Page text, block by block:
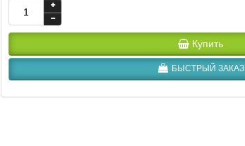
Купить
БЫСТРЫЙ ЗАКАЗ